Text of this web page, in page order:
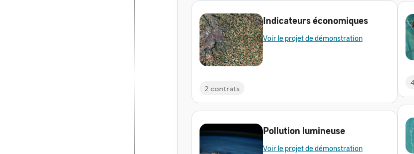
2 contrats
Indicateurs économiques
Voir le projet de démonstration
Pollution lumineuse
Voir le projet de démonstration